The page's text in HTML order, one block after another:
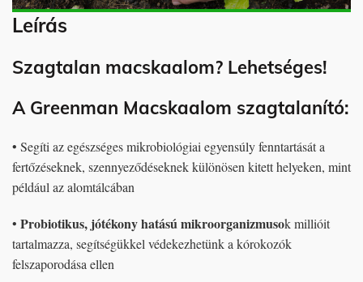
Leírás
Szagtalan macskaalom? Lehetséges!
A Greenman Macskaalom szagtalanító:
• Segíti az egészséges mikrobiológiai egyensúly fenntartását a
fertőzéseknek, szennyeződéseknek különösen kitett helyeken, mint
például az alomtálcában
• Probiotikus, jótékony hatású mikroorganizmusok millióit
tartalmazza, segítségükkel védekezhetünk a kórokozók
felszaporodása ellen